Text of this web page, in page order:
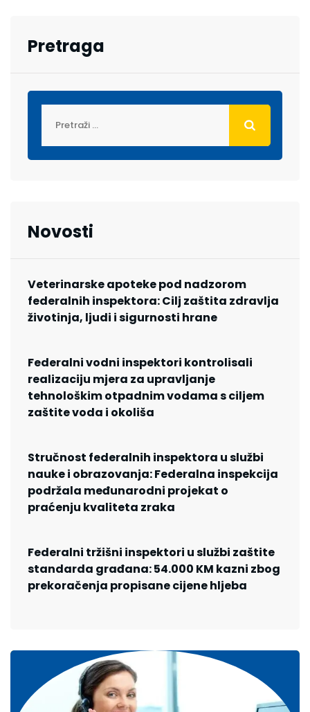
Pretraga
Novosti
Veterinarske apoteke pod nadzorom
federalnih inspektora: Cilj zaštita zdravlja
životinja, ljudi i sigurnosti hrane
Federalni vodni inspektori kontrolisali
realizaciju mjera za upravljanje
tehnološkim otpadnim vodama s ciljem
zaštite voda i okoliša
Stručnost federalnih inspektora u službi
nauke i obrazovanja: Federalna inspekcija
podržala međunarodni projekat o
praćenju kvaliteta zraka
Federalni tržišni inspektori u službi zaštite
standarda građana: 54.000 KM kazni zbog
prekoračenja propisane cijene hljeba